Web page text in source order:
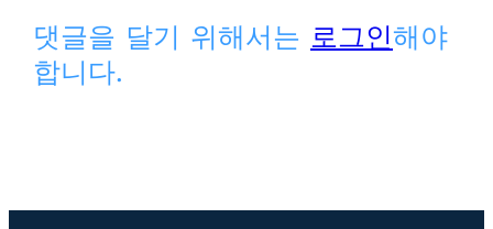
댓글을 달기 위해서는 로그인해야
합니다.